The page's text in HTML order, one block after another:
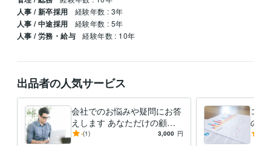
人事 / 新卒採用 経験年数 : 3年
人事 / 中途採用 経験年数 : 5年
人事 / 労務・給与 経験年数 : 10年
出品者の人気サービス
会社でのお悩みや疑問にお答
えします あなただけの顧問
社労士の感覚で気軽にご利用
-(1) 3,000 円
コロ
の選
なた